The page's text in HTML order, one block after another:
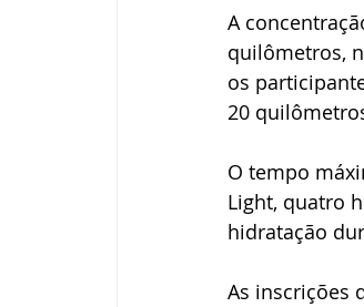
A
quilômetros,
os
20
O tempo
Light, quatro
hidratação
As inscrições